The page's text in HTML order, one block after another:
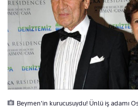
Beymen'in kurucusuydu! Ünlü iş adamı